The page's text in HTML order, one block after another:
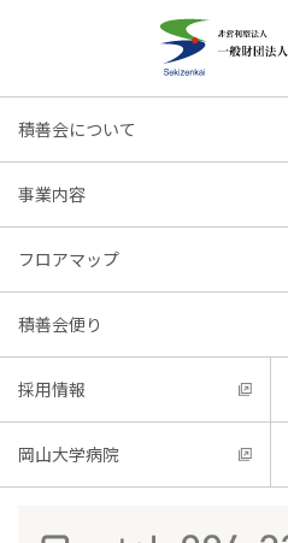
積善会便り R8.6
内容
積善会便り R8.6
積善会について
事業内容
フロアマップ
積善会便り
採用情報
岡山大学病院